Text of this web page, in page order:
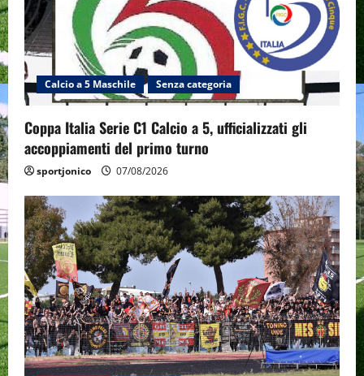
Calcio a 5 Maschile Senza categoria
Coppa Italia Serie C1 Calcio a 5, ufficializzati gli
accoppiamenti del primo turno
sportjonico 07/08/2026